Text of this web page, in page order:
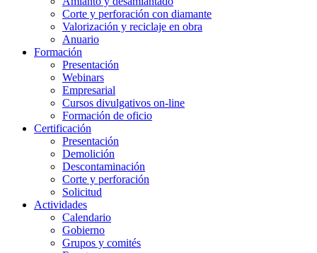
Corte y perforación con diamante
Valorización y reciclaje en obra
Anuario
Formación
Presentación
Webinars
Empresarial
Cursos divulgativos on-line
Formación de oficio
Certificación
Presentación
Demolición
Descontaminación
Corte y perforación
Solicitud
Actividades
Calendario
Gobierno
Grupos y comités